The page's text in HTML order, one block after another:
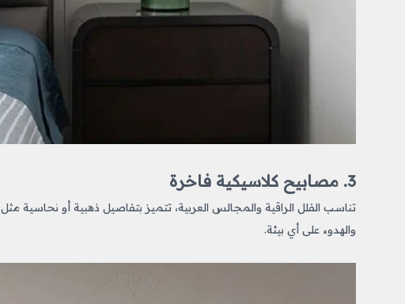
3. مصابيح كلاسيكية فاخرة
تناسب الفلل الراقية والمجالس العربية، تتميز بتفاصيل ذهبية أو نحاسية مثل
والهدوء على أي بيئة.